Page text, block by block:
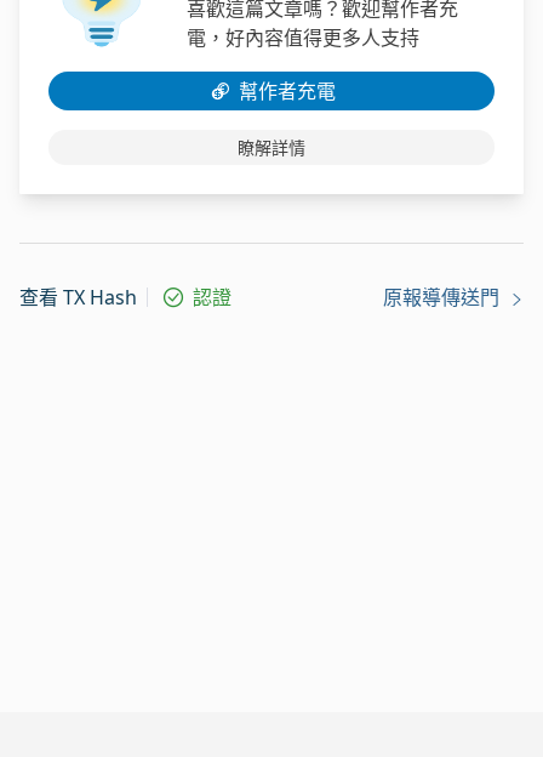
喜歡這篇文章嗎？歡迎幫作者充
電，好內容值得更多人支持
幫作者充電
瞭解詳情
查看 TX Hash 認證 原報導傳送門